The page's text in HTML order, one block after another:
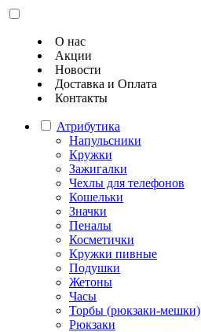
О нас
Акции
Новости
Доставка и Оплата
Контакты
Атрибутика
Напульсники
Кружки
Зажигалки
Чехлы для телефонов
Кошельки
Значки
Пеналы
Косметички
Кружки пивные
Подушки
Жетоны
Часы
Торбы (рюкзаки-мешки)
Рюкзаки